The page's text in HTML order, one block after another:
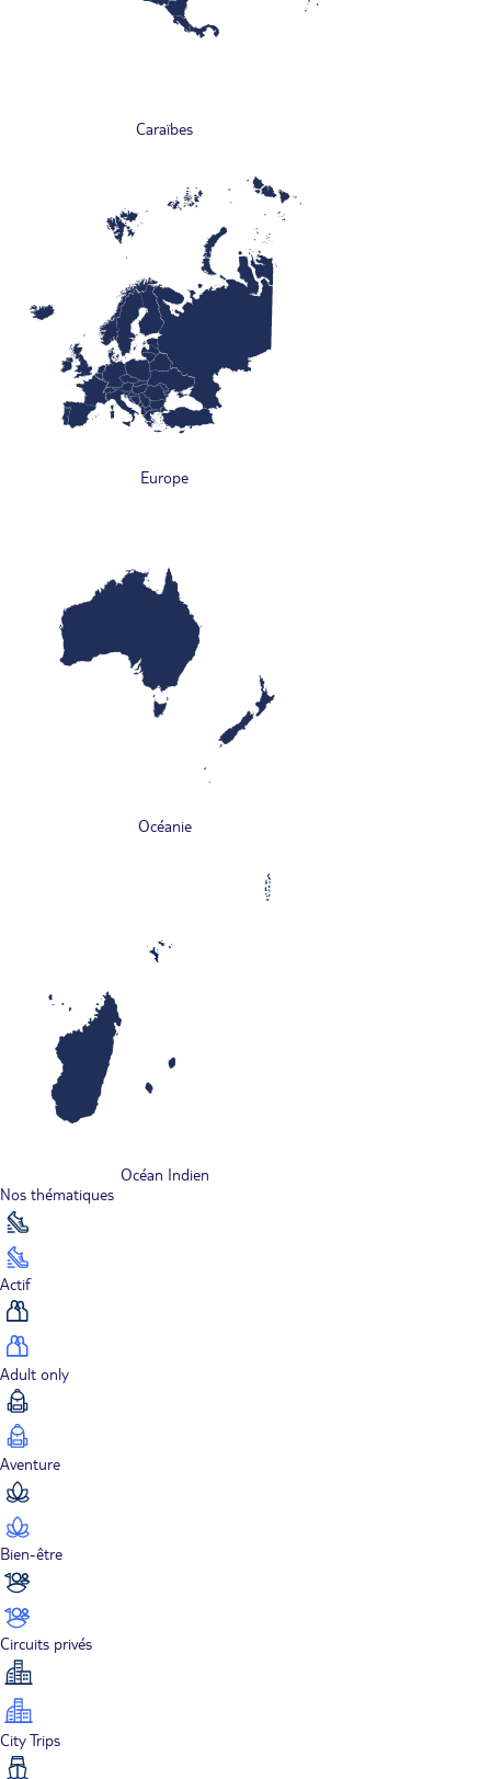
Caraïbes
Europe
Océanie
Océan Indien
Nos thématiques
Actif
Adult only
Aventure
Bien-être
Circuits privés
City Trips